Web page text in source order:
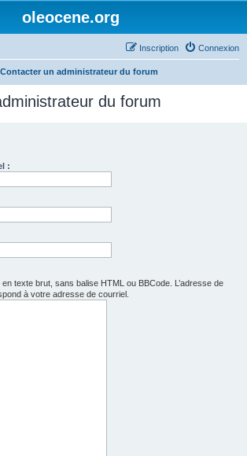
oleocene.org
Connexion
Inscription
Contacter un administrateur du forum
du forum
:
texte brut, sans balise HTML ou BBCode. L’adresse de
à votre adresse de courriel.